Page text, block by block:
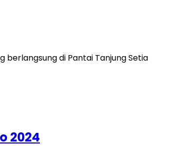
berlangsung di Pantai Tanjung Setia
2024